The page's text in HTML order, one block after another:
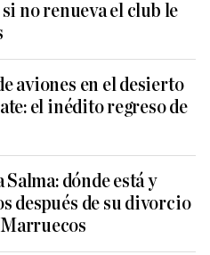
no renueva el club le
aviones en el desierto
el inédito regreso de
dónde está y
después de su divorcio